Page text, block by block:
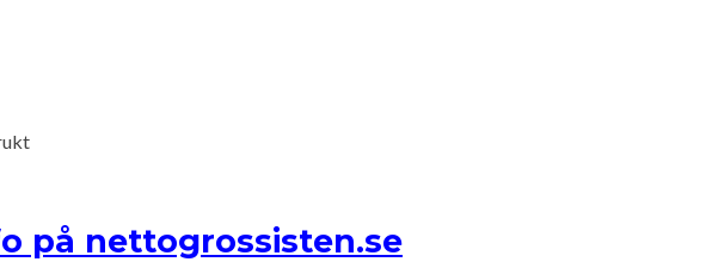
på nettogrossisten.se